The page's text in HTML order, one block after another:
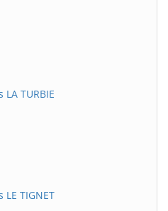
TURBIE
TIGNET